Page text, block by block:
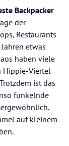
Backpacker
der
Restaurants
etwas
haben viele
Hippie-Viertel
ist das
funkelnde
auf kleinem